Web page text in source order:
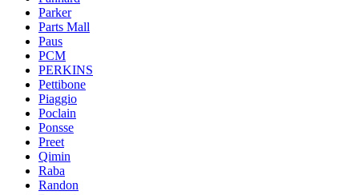
Parker
Parts Mall
Paus
PCM
PERKINS
Pettibone
Piaggio
Poclain
Ponsse
Preet
Qimin
Raba
Randon